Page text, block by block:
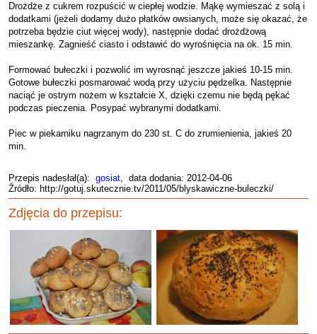
Drożdże z cukrem rozpuścić w ciepłej wodzie. Mąkę wymieszać z solą i
dodatkami (jeżeli dodamy dużo płatków owsianych, może się okazać, że
potrzeba będzie ciut więcej wody), następnie dodać drożdżową
mieszankę. Zagnieść ciasto i odstawić do wyrośnięcia na ok. 15 min.
Formować bułeczki i pozwolić im wyrosnąć jeszcze jakieś 10-15 min.
Gotowe bułeczki posmarować wodą przy użyciu pędzelka. Następnie
naciąć je ostrym nożem w kształcie X, dzięki czemu nie będą pękać
podczas pieczenia. Posypać wybranymi dodatkami.
Piec w piekarniku nagrzanym do 230 st. C do zrumienienia, jakieś 20
min.
Przepis nadesłał(a): gosiat, data dodania: 2012-04-06
Źródło: http://gotuj.skutecznie.tv/2011/05/blyskawiczne-buleczki/
Zdjęcia do przepisu: